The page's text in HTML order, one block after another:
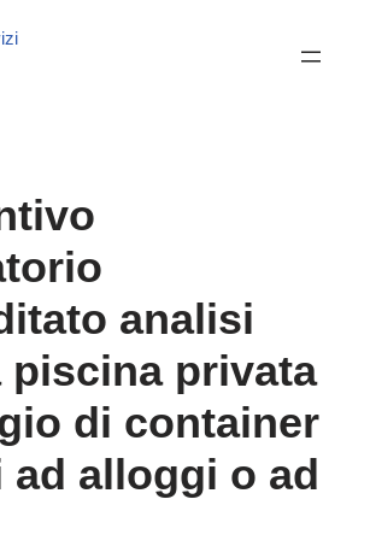
analisi
piscina privata
di container
ad alloggi o ad